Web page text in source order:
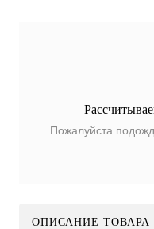
Пожалуйста
ОПИСАНИЕ ТОВАРА